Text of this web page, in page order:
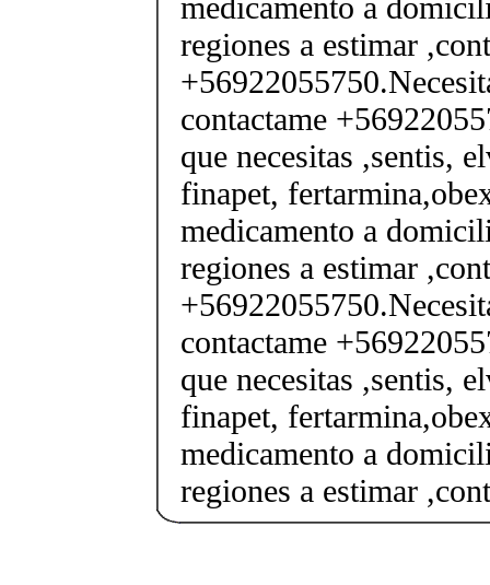
regiones a estimar
contactame
que necesitas ,sentis,
finapet,
medicamento a
regiones a estimar
contactame
que necesitas ,sentis,
finapet,
medicamento a
regiones a estimar